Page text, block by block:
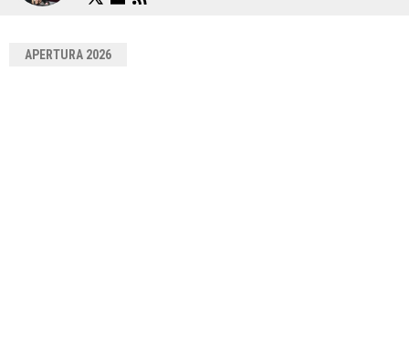
APERTURA 2026